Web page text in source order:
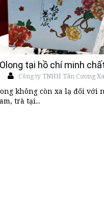
nhất định phải hết
tại hồ chí minh
Công ty TNHH Tân Cương
không còn xa lạ đối với
trà tại...